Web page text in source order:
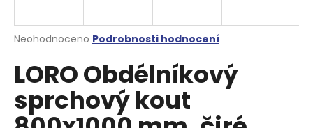
Průměrné
produktu
je
z
5
Neohodnoceno Podrobnosti hodnocení
LORO Obdélníkový
sprchový kout
j
t
?